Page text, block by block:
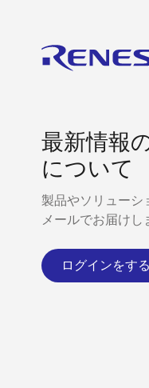
最新情報
について
製品やソリューシ
メールでお届けし
ログインをする